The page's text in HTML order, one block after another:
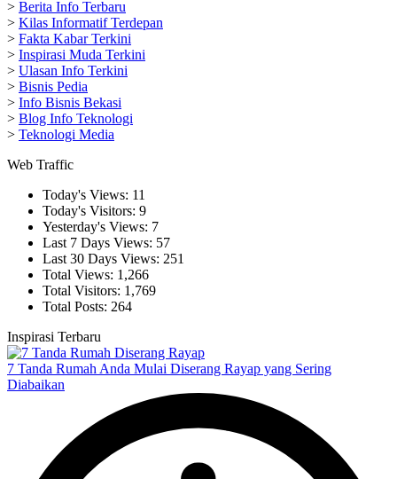
> Berita Info Terbaru
> Kilas Informatif Terdepan
> Fakta Kabar Terkini
> Inspirasi Muda Terkini
> Ulasan Info Terkini
> Bisnis Pedia
> Info Bisnis Bekasi
> Blog Info Teknologi
> Teknologi Media
Web Traffic
Today's Views: 11
Today's Visitors: 9
Yesterday's Views: 7
Last 7 Days Views: 57
Last 30 Days Views: 251
Total Views: 1,266
Total Visitors: 1,769
Total Posts: 264
Inspirasi Terbaru
7 Tanda Rumah Anda Mulai Diserang Rayap yang Sering
Diabaikan